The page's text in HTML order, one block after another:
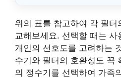
위의 표를 참고하여 각 필터
교해보세요. 선택할 때는
개인의 선호도를 고려하는
수기와 필터의 호환성도 꼭
의 정수기를 선택하여 가족